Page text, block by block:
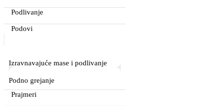
Podlivanje
Podovi
Izravnavajuće mase i podlivanje
Podno grejanje
Prajmeri